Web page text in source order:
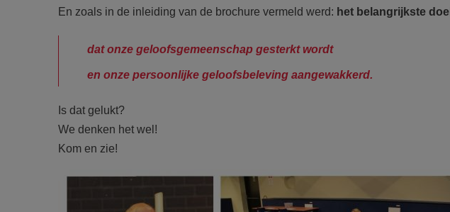
En zoals in de inleiding van de brochure vermeld werd: het belangrijkste doel
dat onze geloofsgemeenschap gesterkt wordt
en onze persoonlijke geloofsbeleving aangewakkerd.
Is dat gelukt?
We denken het wel!
Kom en zie!
F2184d17.jpg